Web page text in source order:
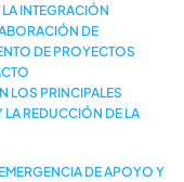
INTEGRACIÓN
DE
DE PROYECTOS
LOS PRINCIPALES
REDUCCIÓN DE LA
DE APOYO Y